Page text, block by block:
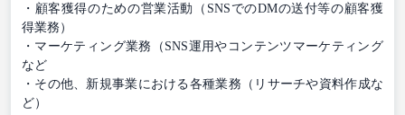
・顧客獲得のための営業活動（SNSでのDMの送付等の顧客獲
得業務）
・マーケティング業務（SNS運用やコンテンツマーケティング
など
・その他、新規事業における各種業務（リサーチや資料作成な
ど）